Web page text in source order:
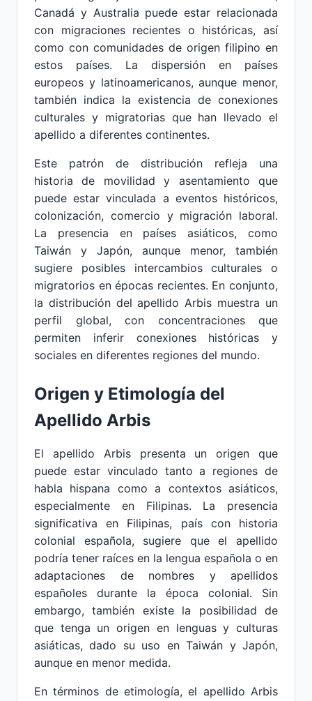
Canadá y Australia puede estar relacionada
con migraciones recientes o históricas, así
como con comunidades de origen filipino en
estos países. La dispersión en países
europeos y latinoamericanos, aunque menor,
también indica la existencia de conexiones
culturales y migratorias que han llevado el
apellido a diferentes continentes.
Este patrón de distribución refleja una
historia de movilidad y asentamiento que
puede estar vinculada a eventos históricos,
colonización, comercio y migración laboral.
La presencia en países asiáticos, como
Taiwán y Japón, aunque menor, también
sugiere posibles intercambios culturales o
migratorios en épocas recientes. En conjunto,
la distribución del apellido Arbis muestra un
perfil global, con concentraciones que
permiten inferir conexiones históricas y
sociales en diferentes regiones del mundo.
Origen y Etimología del
Apellido Arbis
El apellido Arbis presenta un origen que
puede estar vinculado tanto a regiones de
habla hispana como a contextos asiáticos,
especialmente en Filipinas. La presencia
significativa en Filipinas, país con historia
colonial española, sugiere que el apellido
podría tener raíces en la lengua española o en
adaptaciones de nombres y apellidos
españoles durante la época colonial. Sin
embargo, también existe la posibilidad de
que tenga un origen en lenguas y culturas
asiáticas, dado su uso en Taiwán y Japón,
aunque en menor medida.
En términos de etimología, el apellido Arbis